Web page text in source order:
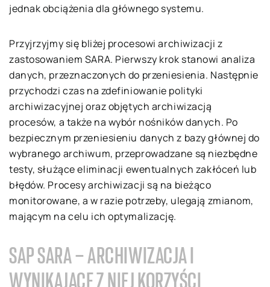
jednak obciążenia dla głównego systemu.
Przyjrzyjmy się bliżej procesowi archiwizacji z
zastosowaniem SARA. Pierwszy krok stanowi analiza
danych, przeznaczonych do przeniesienia. Następnie
przychodzi czas na zdefiniowanie polityki
archiwizacyjnej oraz objętych archiwizacją
procesów, a także na wybór nośników danych. Po
bezpiecznym przeniesieniu danych z bazy głównej do
wybranego archiwum, przeprowadzane są niezbędne
testy, służące eliminacji ewentualnych zakłóceń lub
błędów. Procesy archiwizacji są na bieżąco
monitorowane, a w razie potrzeby, ulegają zmianom,
mającym na celu ich optymalizację.
SAP SARA – ARCHIWIZACJA I
WYNIKAJĄCE Z NIEJ KORZYŚCI